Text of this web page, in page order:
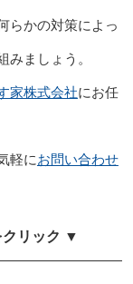
らかの対策によっ
ましょう。
家株式会社にお任
軽にお問い合わせ
クリック ▼